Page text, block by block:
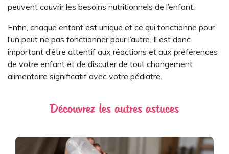
peuvent couvrir les besoins nutritionnels de l’enfant.
Enfin, chaque enfant est unique et ce qui fonctionne pour
l’un peut ne pas fonctionner pour l’autre. Il est donc
important d’être attentif aux réactions et aux préférences
de votre enfant et de discuter de tout changement
alimentaire significatif avec votre pédiatre.
Découvrez les autres astuces